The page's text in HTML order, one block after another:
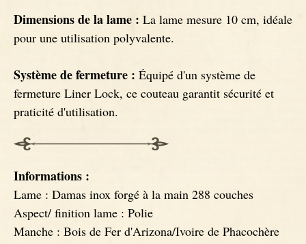
Dimensions de la lame : La lame mesure 10 cm, idéale
pour une utilisation polyvalente.
Système de fermeture : Équipé d'un système de
fermeture Liner Lock, ce couteau garantit sécurité et
praticité d'utilisation.
Informations :
Lame : Damas inox forgé à la main 288 couches
Aspect/ finition lame : Polie
Manche : Bois de Fer d'Arizona/Ivoire de Phacochère